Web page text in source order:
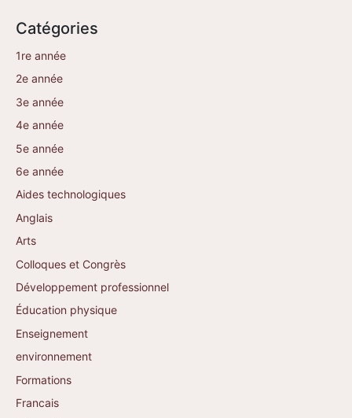
Catégories
1re année
2e année
3e année
4e année
5e année
6e année
Aides technologiques
Anglais
Arts
Colloques et Congrès
Développement professionnel
Éducation physique
Enseignement
environnement
Formations
Francais